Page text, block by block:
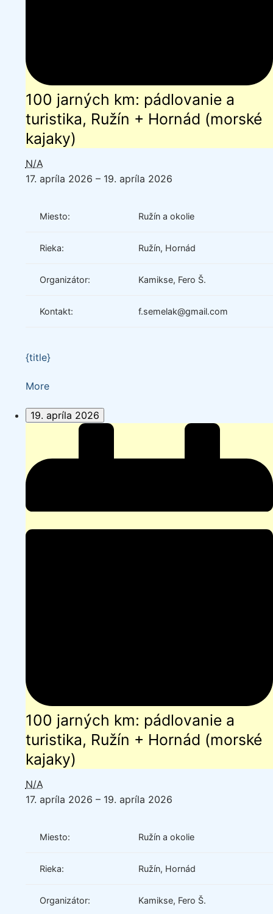
100 jarných km: pádlovanie a
turistika, Ružín + Hornád (morské
kajaky)
N/A
17. apríla 2026 – 19. apríla 2026
Miesto: Ružín a okolie
Rieka: Ružín, Hornád
Organizátor: Kamikse, Fero Š.
Kontakt: f.semelak@gmail.com
{title}
Moreabout
19. apríla 2026
km:
pádlovanie
turistika,
+
100 jarných km: pádlovanie a
turistika, Ružín + Hornád (morské
kajaky)
N/A
17. apríla 2026 – 19. apríla 2026
Miesto: Ružín a okolie
Rieka: Ružín, Hornád
Organizátor: Kamikse, Fero Š.